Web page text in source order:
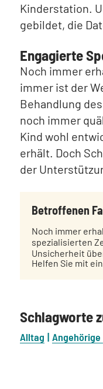
Kinderstation.
gebildet, die
Engagierte
Noch immer
immer ist der
Behandlung
noch immer
Kind wohl
erhält. Doch
der
Betroffenen
Noch immer
spezialisierten
Unsicherheit
Helfen Sie mit
Schlagworte
Alltag Angehörige